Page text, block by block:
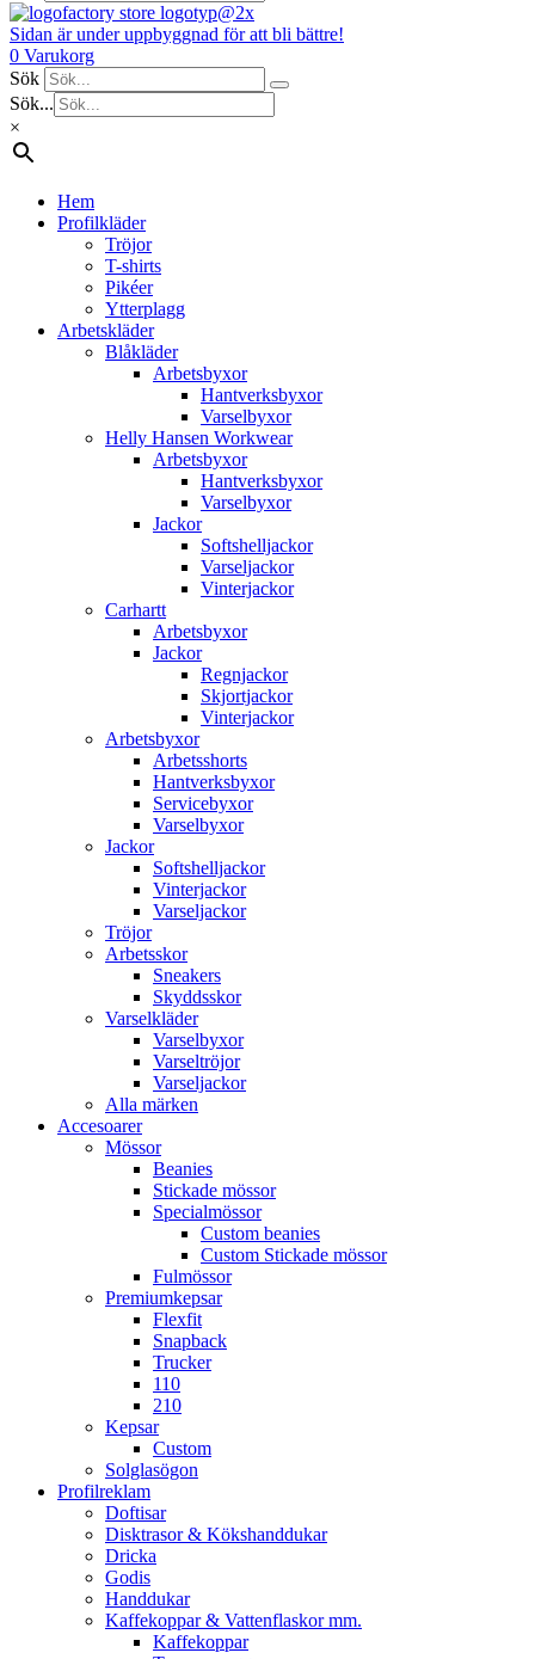
Sidan är under uppbyggnad för att bli bättre!
0 Varukorg
Sök
Sök...
×
Hem
Profilkläder
Tröjor
T-shirts
Pikéer
Ytterplagg
Arbetskläder
Blåkläder
Arbetsbyxor
Hantverksbyxor
Varselbyxor
Helly Hansen Workwear
Arbetsbyxor
Hantverksbyxor
Varselbyxor
Jackor
Softshelljackor
Varseljackor
Vinterjackor
Carhartt
Arbetsbyxor
Jackor
Regnjackor
Skjortjackor
Vinterjackor
Arbetsbyxor
Arbetsshorts
Hantverksbyxor
Servicebyxor
Varselbyxor
Jackor
Softshelljackor
Vinterjackor
Varseljackor
Tröjor
Arbetsskor
Sneakers
Skyddsskor
Varselkläder
Varselbyxor
Varseltröjor
Varseljackor
Alla märken
Accesoarer
Mössor
Beanies
Stickade mössor
Specialmössor
Custom beanies
Custom Stickade mössor
Fulmössor
Premiumkepsar
Flexfit
Snapback
Trucker
110
210
Kepsar
Custom
Solglasögon
Profilreklam
Doftisar
Disktrasor & Kökshanddukar
Dricka
Godis
Handdukar
Kaffekoppar & Vattenflaskor mm.
Kaffekoppar